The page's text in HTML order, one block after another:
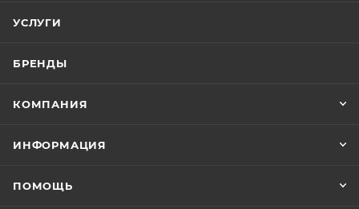
УСЛУГИ
БРЕНДЫ
КОМПАНИЯ
ИНФОРМАЦИЯ
ПОМОЩЬ